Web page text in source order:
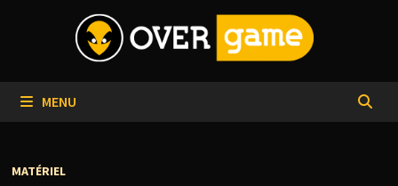
MENU
MATÉRIEL